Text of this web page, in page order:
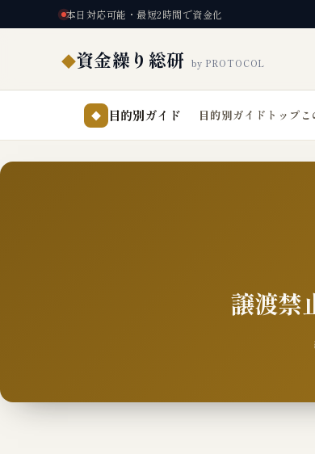
本日対応可能・最短2時間で資金化
◆資金繰り総研 by PROTOCOL
◆ 目的別ガイド 目的別ガイドトップ
譲渡禁